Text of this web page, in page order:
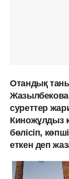
Отандық
суреттер
Киножұлдыз
бөлісіп,
еткен деп